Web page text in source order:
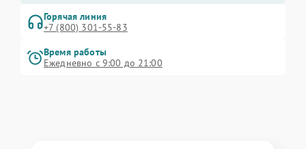
Горячая линия
+7 (800) 301-55-83
Время работы
Ежедневно с 9:00 до 21:00